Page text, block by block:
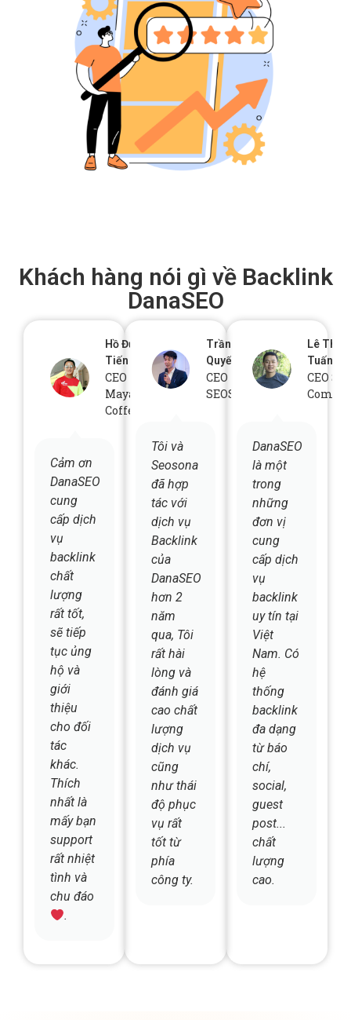
cung
cấp dịch
backlink
chất
lượng
rất tốt,
tục ủng
hộ và
giới
thiệu
cho đối
tác
khác.
Thích
support
rất nhiệt
tình và
chu đáo
Hồ Đức
Mayaca
Coffee
Backlink
DanaSEO
hơn 2
năm
rất hài
đánh giá
lượng
dịch vụ
như thái
độ phục
vụ rất
tốt từ
phía
công ty.
Trần Chí
SEOSONA
đơn vị
cung
cấp dịch
vụ
backlink
uy tín tại
Việt
hệ
thống
đa dạng
từ báo
social,
guest
post...
lượng
cao.